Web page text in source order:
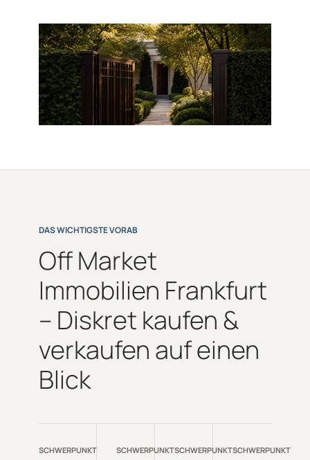
DAS WICHTIGSTE VORAB
Off Market
Immobilien Frankfurt
– Diskret kaufen &
verkaufen auf einen
Blick
SCHWERPUNKT SCHWERPUNKTSCHWERPUNKTSCHWERPUNKT